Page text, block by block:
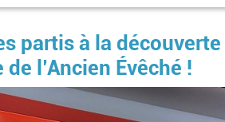
partis à la
l’Ancien Évêché !